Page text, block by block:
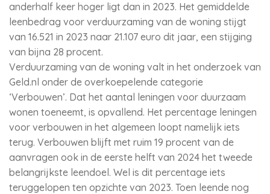
anderhalf keer hoger ligt dan in 2023. Het gemiddelde
leenbedrag voor verduurzaming van de woning stijgt
van 16.521 in 2023 naar 21.107 euro dit jaar, een stijging
van bijna 28 procent.
Verduurzaming van de woning valt in het onderzoek van
Geld.nl onder de overkoepelende categorie
‘Verbouwen’. Dat het aantal leningen voor duurzaam
wonen toeneemt, is opvallend. Het percentage leningen
voor verbouwen in het algemeen loopt namelijk iets
terug. Verbouwen blijft met ruim 19 procent van de
aanvragen ook in de eerste helft van 2024 het tweede
belangrijkste leendoel. Wel is dit percentage iets
teruggelopen ten opzichte van 2023. Toen leende nog